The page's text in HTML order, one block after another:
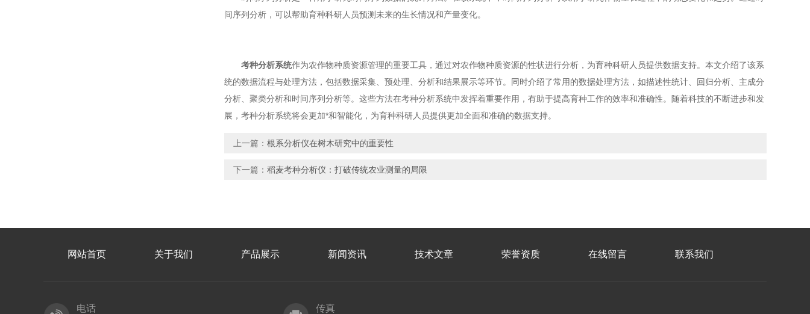
间序列分析，可以帮助育种科研人员预测未来的生长情况和产量变化。
考种分析系统作为农作物种质资源管理的重要工具，通过对农作物种质资源的性状进行分析，为育种科研人员提供数据支持。本文介绍了该系
统的数据流程与处理方法，包括数据采集、预处理、分析和结果展示等环节。同时介绍了常用的数据处理方法，如描述性统计、回归分析、主成分
分析、聚类分析和时间序列分析等。这些方法在考种分析系统中发挥着重要作用，有助于提高育种工作的效率和准确性。随着科技的不断进步和发
展，考种分析系统将会更加*和智能化，为育种科研人员提供更加全面和准确的数据支持。
上一篇： 根系分析仪在树木研究中的重要性
下一篇： 稻麦考种分析仪：打破传统农业测量的局限
网站首页 关于我们 产品展示 新闻资讯 技术文章 荣誉资质 在线留言 联系我们
电话 传真